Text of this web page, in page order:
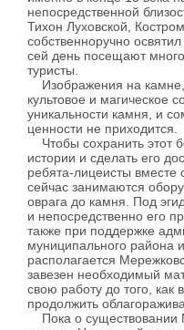
непосредственной
Тихон Луховской,
собственноручно
сей день посещают
туристы.
Изображения на
культовое и магическое
уникальности камня, и
ценности не приходится.
Чтобы сохранить этот
истории и сделать его
ребята-лицеисты вместе
сейчас занимаются
оврага до камня. Под
и непосредственно его
также при поддержке
муниципального района
располагается
завезен необходимый
свою работу до того, как
продолжить
Пока о существовании